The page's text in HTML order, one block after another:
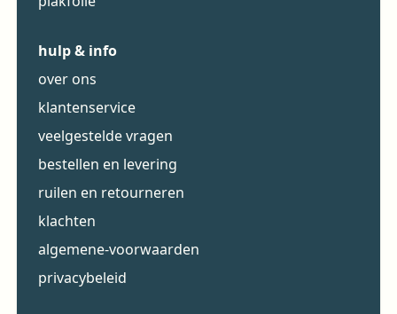
hulp & info
over ons
klantenservice
veelgestelde vragen
bestellen en levering
ruilen en retourneren
klachten
algemene-voorwaarden
privacybeleid